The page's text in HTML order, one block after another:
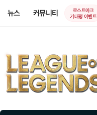
뉴스 커뮤니티
로스트아크
기대평 이벤트